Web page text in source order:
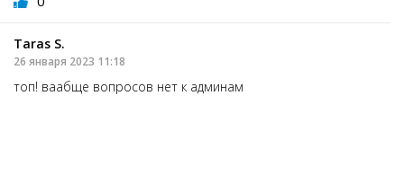
Taras S.
26 января 2023 11:18
топ! ваабще вопросов нет к админам